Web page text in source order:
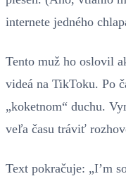
internete jedného
Tento muž ho oslovil
videá na TikToku. Po
„koketnom“ duchu.
veľa času tráviť
Text pokračuje: „I’m